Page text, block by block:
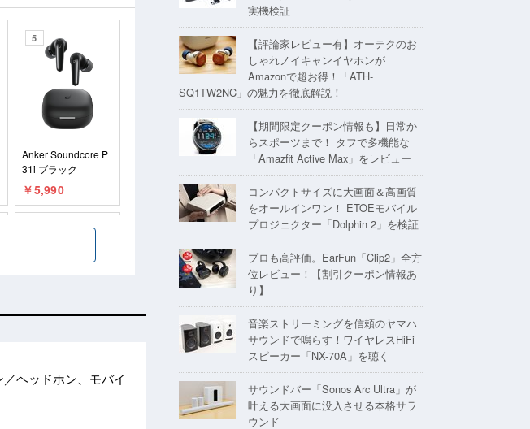
ヘッドホン、モバイ
実機検証
【評論家レビュー有】オーテクのお
しゃれノイキャンイヤホンが
Amazonで超お得！「ATH-
SQ1TW2NC」の魅力を徹底解説！
【期間限定クーポン情報も】日常か
らスポーツまで！ タフで多機能な
「Amazfit Active Max」をレビュー
コンパクトサイズに大画面＆高画質
をオールインワン！ ETOEモバイル
プロジェクター「Dolphin 2」を検証
プロも高評価。EarFun「Clip2」全方
位レビュー！【割引クーポン情報あ
り】
音楽ストリーミングを信頼のヤマハ
サウンドで鳴らす！ワイヤレスHiFi
スピーカー「NX-70A」を聴く
サウンドバー「Sonos Arc Ultra」が
叶える大画面に没入させる本格サラ
ウンド